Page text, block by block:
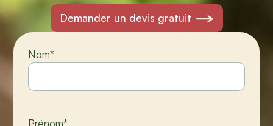
Demander un devis gratuit
Nom*
Prénom*